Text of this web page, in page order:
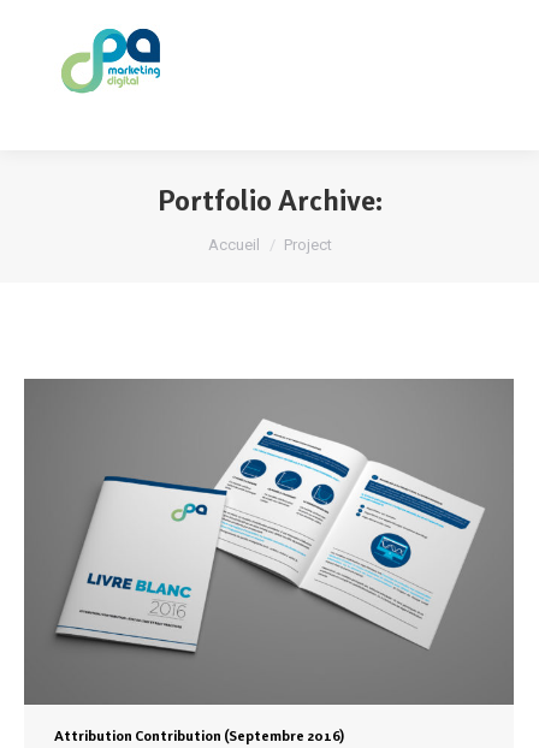
Portfolio Archive:
Vous êtes ici :
Accueil Project
Attribution Contribution (Septembre 2016)